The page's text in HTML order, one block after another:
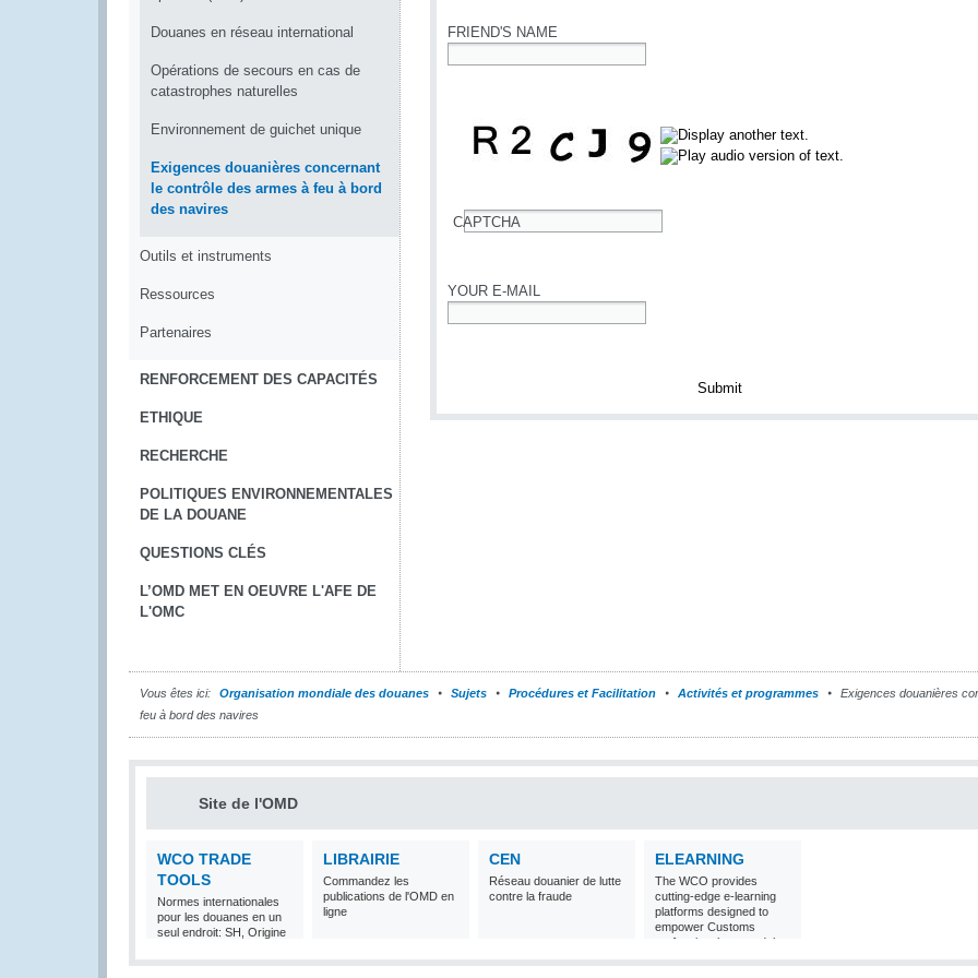
Douanes en réseau international
Opérations de secours en cas de
catastrophes naturelles
Environnement de guichet unique
Exigences douanières concernant
le contrôle des armes à feu à bord
des navires
Outils et instruments
Ressources
Partenaires
RENFORCEMENT DES CAPACITÉS
ETHIQUE
RECHERCHE
POLITIQUES ENVIRONNEMENTALES
DE LA DOUANE
QUESTIONS CLÉS
L’OMD MET EN OEUVRE L'AFE DE
L'OMC
FRIEND'S NAME
CAPTCHA
YOUR E-MAIL
Vous êtes ici: Organisation mondiale des douanes Sujets Procédures et Facilitation Activités et programmes
Exigences douanières
feu à bord des navires
Site de l'OMD
WCO TRADE
TOOLS
Normes internationales
pour les douanes en un
seul endroit: SH, Origine
LIBRAIRIE
Commandez les
publications de l'OMD en
ligne
CEN
Réseau douanier de lutte
contre la fraude
ELEARNING
The WCO provides
cutting-edge e-learning
platforms designed to
empower Customs
professionals around the
world with